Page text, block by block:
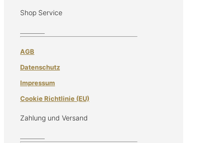
Shop Service
AGB
Datenschutz
Impressum
Cookie Richtlinie (EU)
Zahlung und Versand